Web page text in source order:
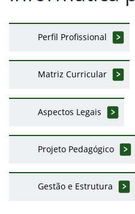
Perfil Profissional
Matriz Curricular
Aspectos Legais
Projeto Pedagógico
Gestão e Estrutura